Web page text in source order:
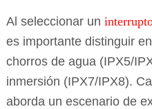
Al seleccionar un
es importante distinguir
chorros de agua (IPX5/
inmersión (IPX7/IPX8).
aborda un escenario de